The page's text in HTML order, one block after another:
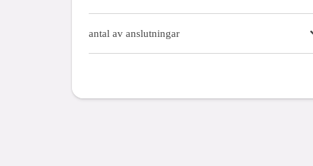
antal av anslutningar